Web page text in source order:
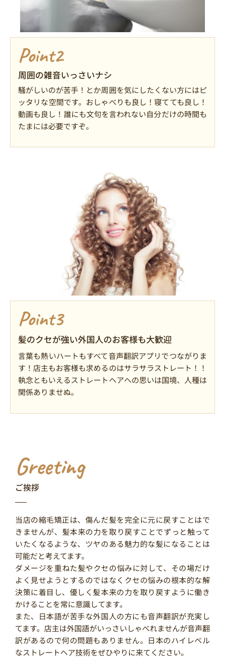
Point2
周囲の雑音いっさいナシ
騒がしいのが苦手！とか周囲を気にしたくない方にはピ
ッタリな空間です。おしゃべりも良し！寝てても良し！
動画も良し！誰にも文句を言われない自分だけの時間も
たまには必要ですぞ。
Point3
髪のクセが強い外国人のお客様も大歓迎
言葉も熱いハートもすべて音声翻訳アプリでつながりま
す！店主もお客様も求めるのはサラサラストレート！！
執念ともいえるストレートヘアへの思いは国境、人種は
関係ありませぬ。
Greeting
ご挨拶
当店の縮毛矯正は、傷んだ髪を完全に元に戻すことはで
きませんが、髪本来の力を取り戻すことでずっと触って
いたくなるような、ツヤのある魅力的な髪になることは
可能だと考えてます。
ダメージを重ねた髪やクセの悩みに対して、その場だけ
よく見せようとするのではなくクセの悩みの根本的な解
決策に着目し、優しく髪本来の力を取り戻すように働き
かけることを常に意識してます。
また、日本語が苦手な外国人の方にも音声翻訳が充実し
てます。店主は外国語がいっさいしゃべれませんが音声翻
訳があるので何の問題もありません。日本のハイレベル
なストレートヘア技術をぜひやりに来てください。